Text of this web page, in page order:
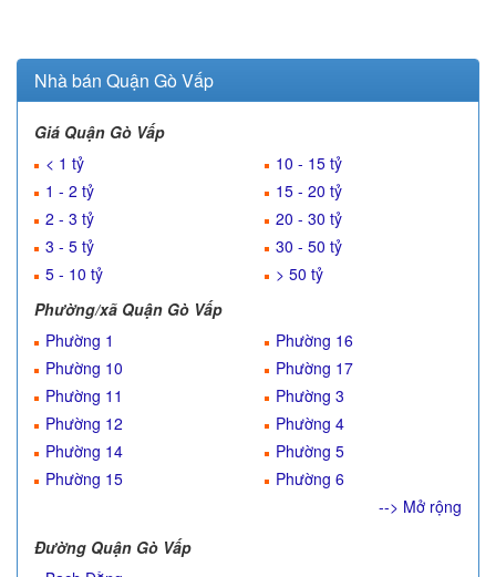
Nhà bán Quận Gò Vấp
Giá Quận Gò Vấp
< 1 tỷ
1 - 2 tỷ
2 - 3 tỷ
3 - 5 tỷ
5 - 10 tỷ
10 - 15 tỷ
15 - 20 tỷ
20 - 30 tỷ
30 - 50 tỷ
> 50 tỷ
Phường/xã Quận Gò Vấp
Phường 1
Phường 10
Phường 11
Phường 12
Phường 14
Phường 15
Phường 16
Phường 17
Phường 3
Phường 4
Phường 5
Phường 6
--> Mở rộng
Đường Quận Gò Vấp